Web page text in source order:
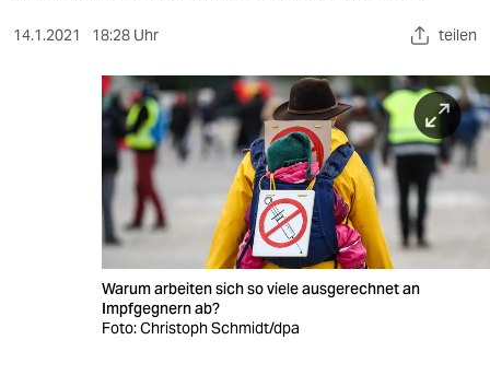
berlin
14.1.2021 18:28 Uhr teilen
Warum arbeiten sich so viele ausgerechnet an
Impfgegnern ab?
Foto: Christoph Schmidt/dpa